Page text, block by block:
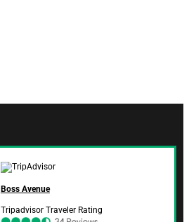
Boss Avenue
Tripadvisor Traveler Rating